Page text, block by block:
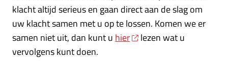
klacht altijd serieus en gaan direct aan de slag om
uw klacht samen met u op te lossen. Komen we er
samen niet uit, dan kunt u hier
lezen wat u
vervolgens kunt doen.